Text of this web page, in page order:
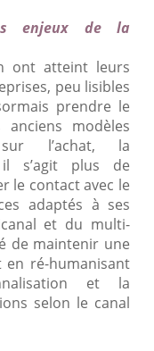
enjeux de la
ont atteint leurs
peu lisibles
prendre le
modèles
sur l’achat, la
s’agit plus de
le contact avec le
adaptés à ses
et du multi-
de maintenir une
en ré-humanisant
et la
selon le canal